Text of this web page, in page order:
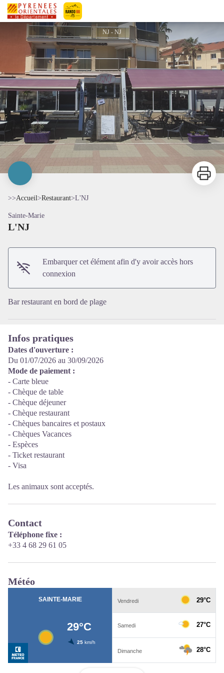
Pyrénées-Orientales Le Département
L'NJ
NJ - NJ
Imprimer
>>Accueil>Restaurant>L'NJ
Sainte-Marie
L'NJ
Embarquer cet élément afin d'y avoir accès hors
connexion
Bar restaurant en bord de plage
Infos pratiques
Dates d'ouverture :
Du 01/07/2026 au 30/09/2026
Mode de paiement :
- Carte bleue
- Chèque de table
- Chèque déjeuner
- Chèque restaurant
- Chèques bancaires et postaux
- Chèques Vacances
- Espèces
- Ticket restaurant
- Visa
Les animaux sont acceptés.
Contact
Téléphone fixe :
+33 4 68 29 61 05
Météo